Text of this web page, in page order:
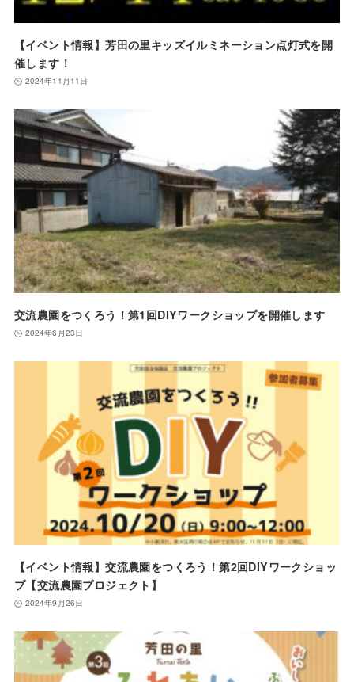
【イベント情報】芳田の里キッズイルミネーション点灯式を開
催します！
2024年11月11日
交流農園をつくろう！第1回DIYワークショップを開催します
2024年6月23日
【イベント情報】交流農園をつくろう！第2回DIYワークショッ
プ【交流農園プロジェクト】
2024年9月26日